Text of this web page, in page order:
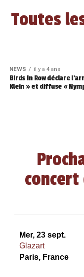
Toutes
NEWS il y a 4 ans
Birds In Row déclare
Klein » et diffuse «
concert
Mer, 23 sept.
Glazart
Paris, France